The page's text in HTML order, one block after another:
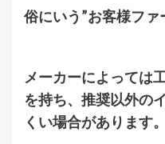
俗にいう”お客様ファ
メーカーによっては
を持ち、推奨以外の
くい場合があります。